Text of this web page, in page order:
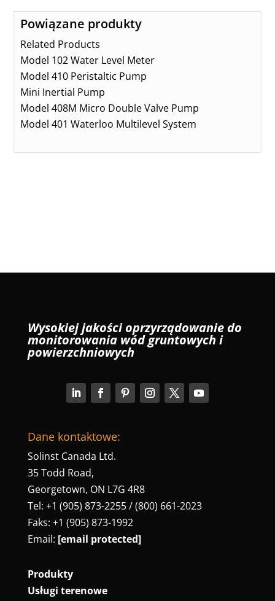
Powiązane produkty
Related Products
Model 102 Water Level Meter
Model 410 Peristaltic Pump
Mini Inertial Pump
Model 408M Micro Double Valve Pump
Model 401 Waterloo Multilevel System
Wysokiej jakości oprzyrządowanie do
monitorowania wód gruntowych i
powierzchniowych
Dane kontaktowe:
Solinst Canada Ltd.
35 Todd Road,
Georgetown, ON L7G 4R8
Tel: +1 (905) 873-2255 / (800) 661-2023
Faks: +1 (905) 873-1992
Email: [email protected]
Produkty
Usługi terenowe